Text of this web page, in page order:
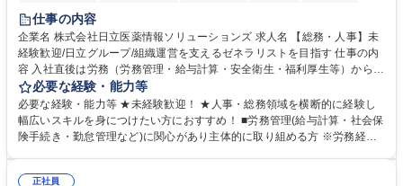
住宅手当あり
育休あり
完全週休2日制 交通費支給 土日祝休み 寮・社宅あり
仕事の内容
企業名 株式会社日立医薬情報ソリューションズ 求人名 【総務・人事】未
経験歓迎/日立グループ/組織運営を支えるゼネラリストを目指す 仕事の内
容 入社直後は労務（労務管理・給与計算・安全衛生・福利厚生等）からお
任せいたします。将来は総務・採用・教育業務へ守備範囲を広げ、組織運
営を支えるゼネラリストをめざせます。 ・初期業務：労働時間管理、給与
計算、社会保険対応、福利厚生管理、安全衛生、健康経営推進等をお任せ
します。ご経験に応じて、休職者管理など、幅広く経験を積んでいただき
幅広く経験を積みたい意欲がある方に最適な環境です。 募集職種 【総
必要な経験・能力等
必要な経験・能力等 ★未経験歓迎！ ★人事・総務領域を横断的に経験し
幅広いスキルを身につけたい方におすすめ！ ■労務管理(給与計算・社会保
険手続き・勤怠管理など)に関心があり主体的に取り組める方 ※労務経験
正社員